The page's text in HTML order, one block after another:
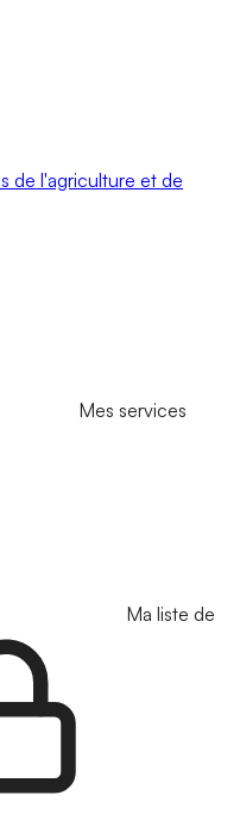
de l'agriculture et de
Mes services
Ma liste de